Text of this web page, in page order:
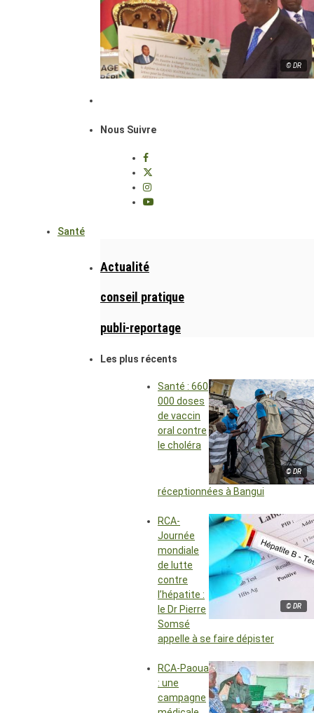
© DR
Nous Suivre
Santé
Actualité
conseil pratique
publi-reportage
Les plus récents
© DR
Santé : 660
000 doses
de vaccin
oral contre
le choléra
réceptionnées à Bangui
© DR
RCA-
Journée
mondiale
de lutte
contre
l’hépatite :
le Dr Pierre
Somsé
appelle à se faire dépister
RCA-Paoua
: une
campagne